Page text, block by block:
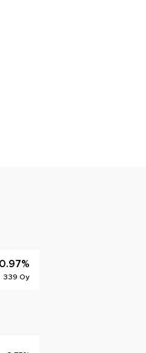
339 Oy